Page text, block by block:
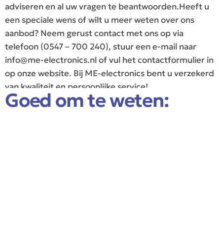
adviseren en al uw vragen te beantwoorden.Heeft u
een speciale wens of wilt u meer weten over ons
aanbod? Neem gerust contact met ons op via
telefoon (0547 – 700 240), stuur een e-mail naar
info@me-electronics.nlof vul het contactformulier in
op onze website. Bij ME-electronics bent u verzekerd
van kwaliteit en persoonlijke service!
Goed om te weten: